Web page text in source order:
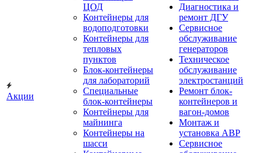
Акции
ЦОД
Контейнеры для
водоподготовки
Контейнеры для
тепловых
пунктов
Блок-контейнеры
для лабораторий
Специальные
блок-контейнеры
Контейнеры для
майнинга
Контейнеры на
шасси
Диагностика и
ремонт ДГУ
Сервисное
обслуживание
генераторов
Техническое
обслуживание
электростанций
Ремонт блок-
контейнеров и
вагон-домов
Монтаж и
установка АВР
Сервисное